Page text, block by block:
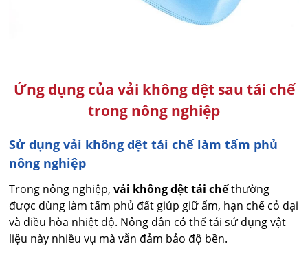
Ứng dụng của vải không dệt sau tái chế
trong nông nghiệp
Sử dụng vải không dệt tái chế làm tấm phủ
nông nghiệp
Trong nông nghiệp,vải không dệt tái chếthường
được dùng làm tấm phủ đất giúp giữ ẩm, hạn chế cỏ dại
và điều hòa nhiệt độ. Nông dân có thể tái sử dụng vật
liệu này nhiều vụ mà vẫn đảm bảo độ bền.